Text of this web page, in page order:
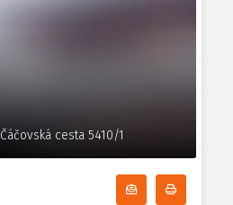
Čáčovská cesta 5410/1
Odoberať